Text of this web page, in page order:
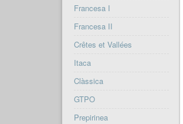
Francesa I
Francesa II
Crêtes et Vallées
Itaca
Clàssica
GTPO
Prepirinea